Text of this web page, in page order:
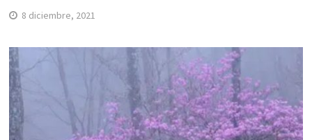
8 diciembre, 2021